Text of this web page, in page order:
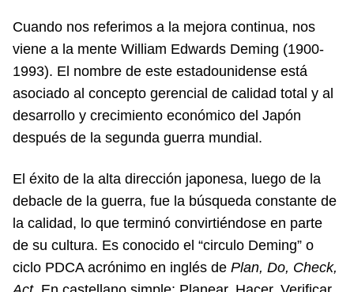
Cuando nos referimos a la mejora continua, nos
viene a la mente William Edwards Deming (1900-
1993). El nombre de este estadounidense está
asociado al concepto gerencial de calidad total y al
desarrollo y crecimiento económico del Japón
después de la segunda guerra mundial.
El éxito de la alta dirección japonesa, luego de la
debacle de la guerra, fue la búsqueda constante de
la calidad, lo que terminó convirtiéndose en parte
de su cultura. Es conocido el “circulo Deming” o
ciclo PDCA acrónimo en inglés de Plan, Do, Check,